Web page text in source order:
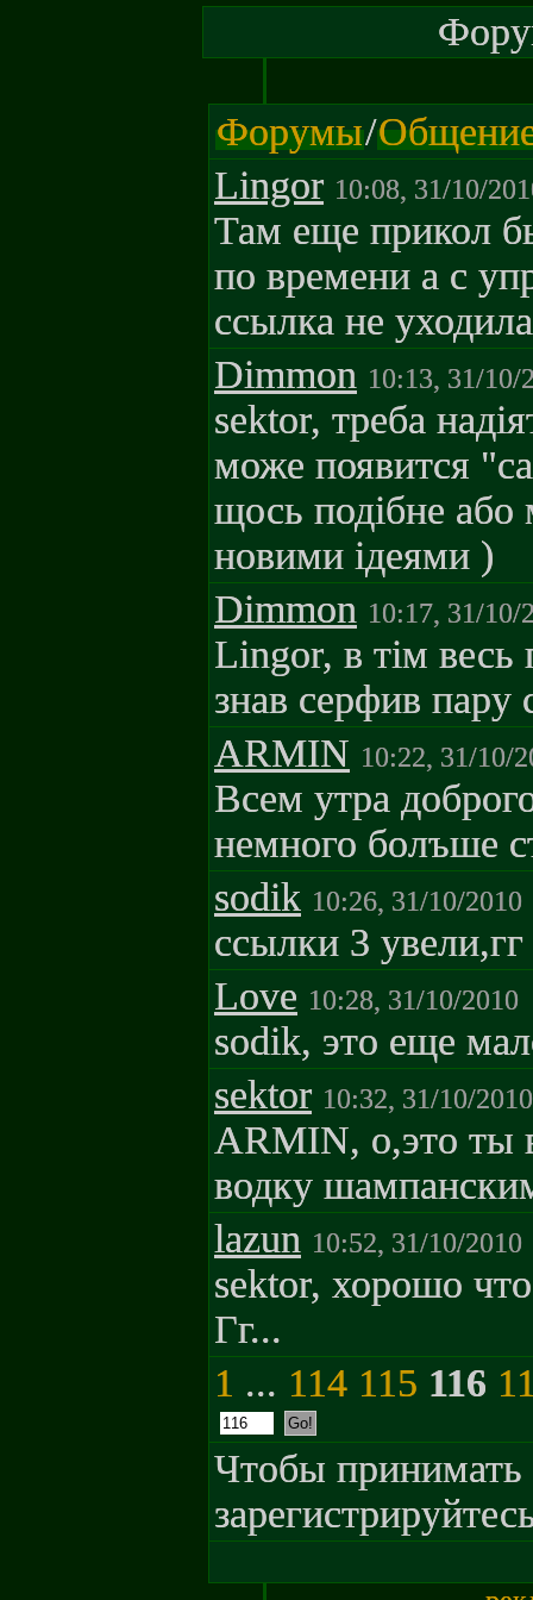
Форумы/
Lingor 10:08, 31/10/
Там еще прикол
по времени а с
ссылка не
Dimmon 10:13, 31/10/
sektor, треба
може появится
щось подібне або
новими ідеями )
Dimmon 10:17, 31/10/
Lingor, в тім весь
знав серфив пару
ARMIN 10:22, 31/10/
Всем утра
немного болъше
sodik 10:26, 31/10/2010
ссылки 3 увели,гг
Love 10:28, 31/10/2010
sodik, это еще
sektor 10:32, 31/10/2010
ARMIN, о,это ты
водку
lazun 10:52, 31/10/2010
sektor, хорошо
Гг...
1 ... 114 115 116
Чтобы принимать